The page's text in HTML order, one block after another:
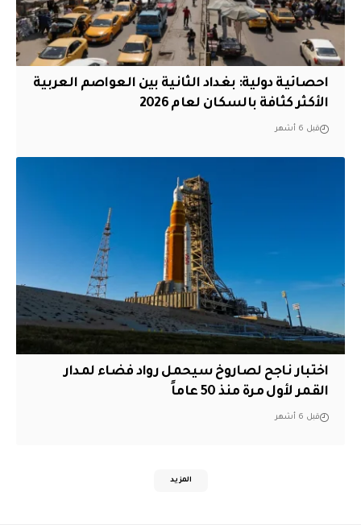
احصائية دولية: بغداد الثانية بين العواصم العربية
الأكثر كثافة بالسكان لعام 2026
قبل 6 أشهر
اختبار ناجح لصاروخ سيحمل رواد فضاء لمدار
القمر لأول مرة منذ 50 عاماً
قبل 6 أشهر
المزيد